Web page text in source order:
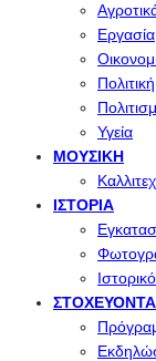
Εργασία
Πολιτική
Υγεία
ΜΟΥΣΙΚΉ
ΙΣΤΟΡΊΑ
Ιστορικό